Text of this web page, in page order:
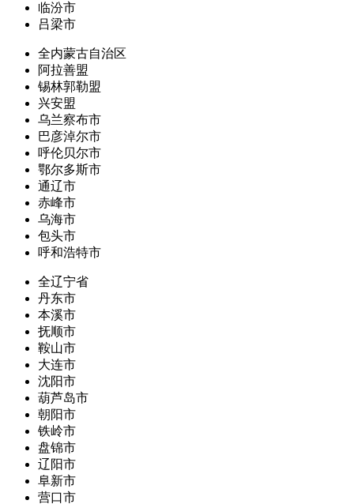
临汾市
吕梁市
全内蒙古自治区
阿拉善盟
锡林郭勒盟
兴安盟
乌兰察布市
巴彦淖尔市
呼伦贝尔市
鄂尔多斯市
通辽市
赤峰市
乌海市
包头市
呼和浩特市
全辽宁省
丹东市
本溪市
抚顺市
鞍山市
大连市
沈阳市
葫芦岛市
朝阳市
铁岭市
盘锦市
辽阳市
阜新市
营口市